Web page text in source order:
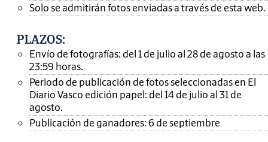
Solo se admitirán fotos enviadas a través de esta web.
PLAZOS:
Envío de fotografías: del 1 de julio al 28 de agosto a las
23:59 horas.
Periodo de publicación de fotos seleccionadas en El
Diario Vasco edición papel: del 14 de julio al 31 de
agosto.
Publicación de ganadores: 6 de septiembre